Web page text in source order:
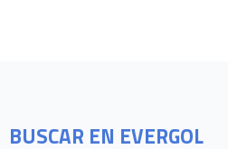
BUSCAR EN EVERGOL